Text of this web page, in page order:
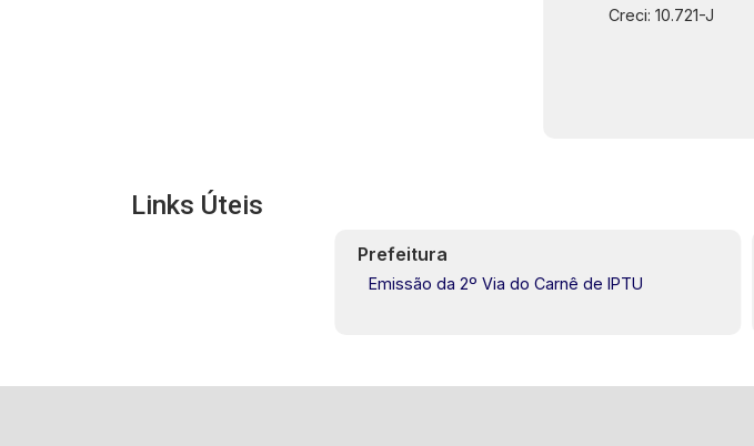
Creci: 10.721-J
Links Úteis
Prefeitura
Emissão da 2º Via do Carnê de IPTU